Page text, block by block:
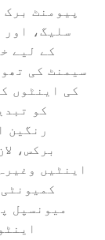
پیومنٹ
سلیگ،
کے لیے
سیمنٹ کی
کی اینٹوں
کو
رنگین
برکس،
اینٹیں
میونسپل